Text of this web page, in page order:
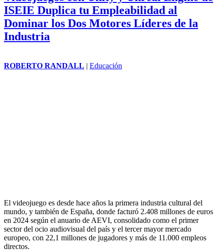
ISEIE Duplica tu Empleabilidad al
Dominar los Dos Motores Líderes de la
Industria
ROBERTO RANDALL | Educación
El videojuego es desde hace años la primera industria cultural del
mundo, y también de España, donde facturó 2.408 millones de euros
en 2024 según el anuario de AEVI, consolidado como el primer
sector del ocio audiovisual del país y el tercer mayor mercado
europeo, con 22,1 millones de jugadores y más de 11.000 empleos
directos.